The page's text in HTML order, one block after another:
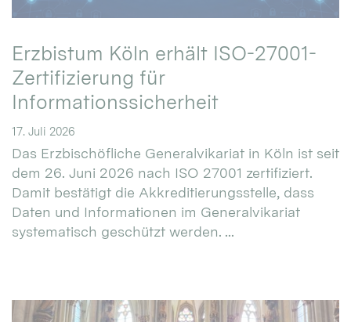
Erzbistum Köln erhält ISO-27001-
Zertifizierung für
Informationssicherheit
17. Juli 2026
Das Erzbischöfliche Generalvikariat in Köln ist seit
dem 26. Juni 2026 nach ISO 27001 zertifiziert.
Damit bestätigt die Akkreditierungsstelle, dass
Daten und Informationen im Generalvikariat
systematisch geschützt werden. ...